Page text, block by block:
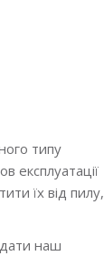
типу
експлуатації
їх від пилу,
наш